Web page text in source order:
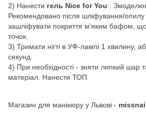
2) Нанести гель Nice for You .
Рекомендовано після шліфування/опилу
зашліфувати покриття м'яким бафом,
точок.
3) Тримати нігті в УФ-лампі 1 хвилину,
секунд.
4) При необхідності - зняти липкий шар
матеріал. Нанести ТОП.
Магазин для манікюру у Львові -